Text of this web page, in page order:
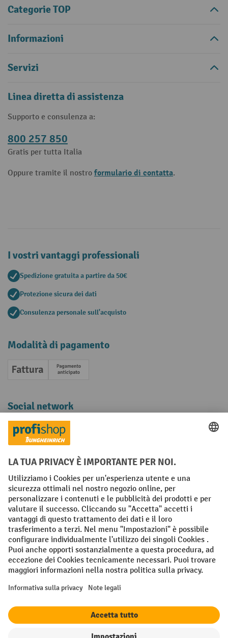
Categorie TOP
Informazioni
Servizi
Linea diretta di assistenza
Supporto e consulenza a:
800 257 850
Gratis per tutta Italia
Oppure tramite il nostro formulario di contatta.
I vostri vantaggi professionali
Spedizione gratuita a partire da 50€
Protezione sicura dei dati
Consulenza personale sull'acquisto
Modalità di pagamento
Fattura Pagamento anticipato
Social network
Facebook
YouTube
LinkedInInstagram
Condizioni Generali di Vendita
Dichiarazione di protezione dei dati Impronta
Impostazioni sulla privacy
All prices excl. VAT plusshipping costsand possible delivery charges,
if not stated otherwise.
¹ Lo sconto è valido fino a esaurimento scorte. Lo sconto non si applica
buoni in percentuale. | ² Lo sconto viene concesso una sola volta al
per 10 giorni e può essere riscosso online a partire da un valore netto
dell'ordine di 250 euro. L'importo dello sconto varia a seconda della
categoria di prodotto ed è fino al 10%. Sono esclusi i transpallet